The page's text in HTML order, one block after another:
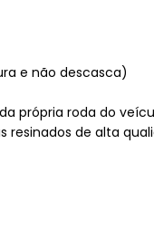
e não descasca)
própria roda do
resinados de alta